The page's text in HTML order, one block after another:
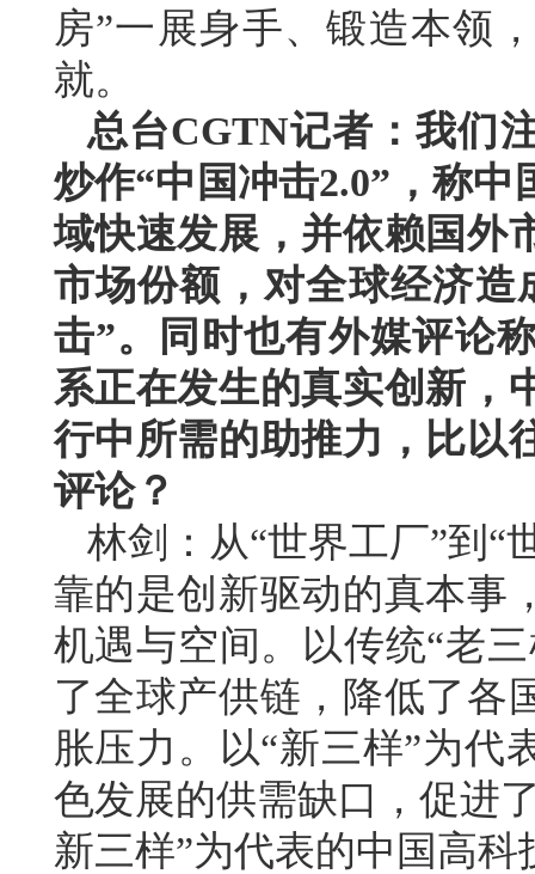
房”一展身手、锻造本领
就。
总台CGTN记者：我们
炒作“中国冲击2.0”，称
域快速发展，并依赖国外
市场份额，对全球经济
击”。同时也有外媒评论
系正在发生的真实创新，
行中所需的助推力，比以
评论？
林剑：从“世界工厂”到“
靠的是创新驱动的真本事
机遇与空间。以传统“老
了全球产供链，降低了各
胀压力。以“新三样”为代
色发展的供需缺口，促进
新三样”为代表的中国高